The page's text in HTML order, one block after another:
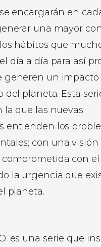
encargarán en
una mayor
hábitos que
día a día para así
generen un impacto
del planeta. Esta
la que las nuevas
entienden los
con una visión
con
la urgencia que
planeta.
es una serie que